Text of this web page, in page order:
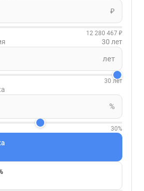
₽
12 280 467 ₽
30 лет
лет
30 лет
%
30%